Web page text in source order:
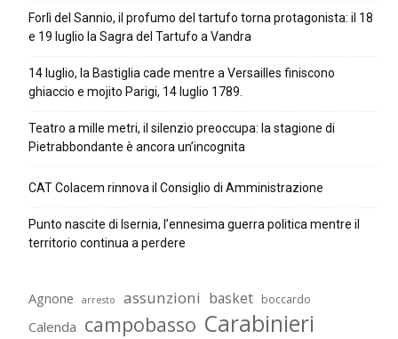
Forlì del Sannio, il profumo del tartufo torna protagonista: il 18
e 19 luglio la Sagra del Tartufo a Vandra
14 luglio, la Bastiglia cade mentre a Versailles finiscono
ghiaccio e mojito Parigi, 14 luglio 1789.
Teatro a mille metri, il silenzio preoccupa: la stagione di
Pietrabbondante è ancora un’incognita
CAT Colacem rinnova il Consiglio di Amministrazione
Punto nascite di Isernia, l’ennesima guerra politica mentre il
territorio continua a perdere
Agnone arresto assunzioni basket boccardo
Calenda campobasso Carabinieri